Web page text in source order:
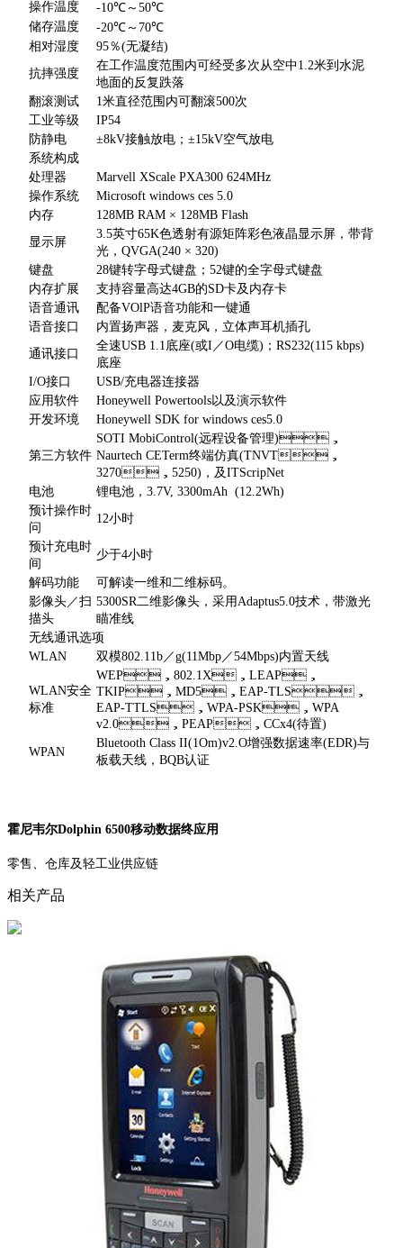
操作温度
-10℃～50℃
储存温度
-20℃～70℃
相对湿度
95％(无凝结)
抗摔强度
在工作温度范围内可经受多次从空中1.2米到水泥
地面的反复跌落
翻滚测试
1米直径范围内可翻滚500次
工业等级
IP54
防静电
±8kV接触放电；±15kV空气放电
系统构成
处理器
Marvell XScale PXA300 624MHz
操作系统
Microsoft windows ces 5.0
内存
128MB RAM × 128MB Flash
显示屏
3.5英寸65K色透射有源矩阵彩色液晶显示屏，带背
光，QVGA(240 × 320)
键盘
28键转字母式键盘；52键的全字母式键盘
内存扩展
支持容量高达4GB的SD卡及内存卡
语音通讯
配备VOlP语音功能和一键通
语音接口
内置扬声器，麦克风，立体声耳机插孔
通讯接口
全速USB 1.1底座(或I／O电缆)；RS232(115 kbps)
底座
I/O接口
USB/充电器连接器
应用软件
Honeywell Powertools以及演示软件
开发环境
Honeywell SDK for windows ces5.0
第三方软件
SOTI MobiControl(远程设备管理)，
Naurtech CETerm终端仿真(TNVT，
3270，5250)，及ITScripNet
电池
锂电池，3.7V, 3300mAh (12.2Wh)
预计操作时
问
12小时
预计充电时
间
少于4小时
解码功能
可解读一维和二维标码。
影像头／扫
描头
5300SR二维影像头，采用Adaptus5.0技术，带激光
瞄准线
无线通讯选项
WLAN
双模802.11b／g(11Mbp／54Mbps)内置天线
WLAN安全
标准
WEP，802.1X，LEAP，
TKIP，MD5，EAP-TLS，
EAP-TTLS，WPA-PSK，WPA
v2.0，PEAP，CCx4(待置)
WPAN
Bluetooth Class II(1Om)v2.O增强数据速率(EDR)与
板载天线，BQB认证
霍尼韦尔Dolphin 6500移动数据终应用
零售、仓库及轻工业供应链
相关产品